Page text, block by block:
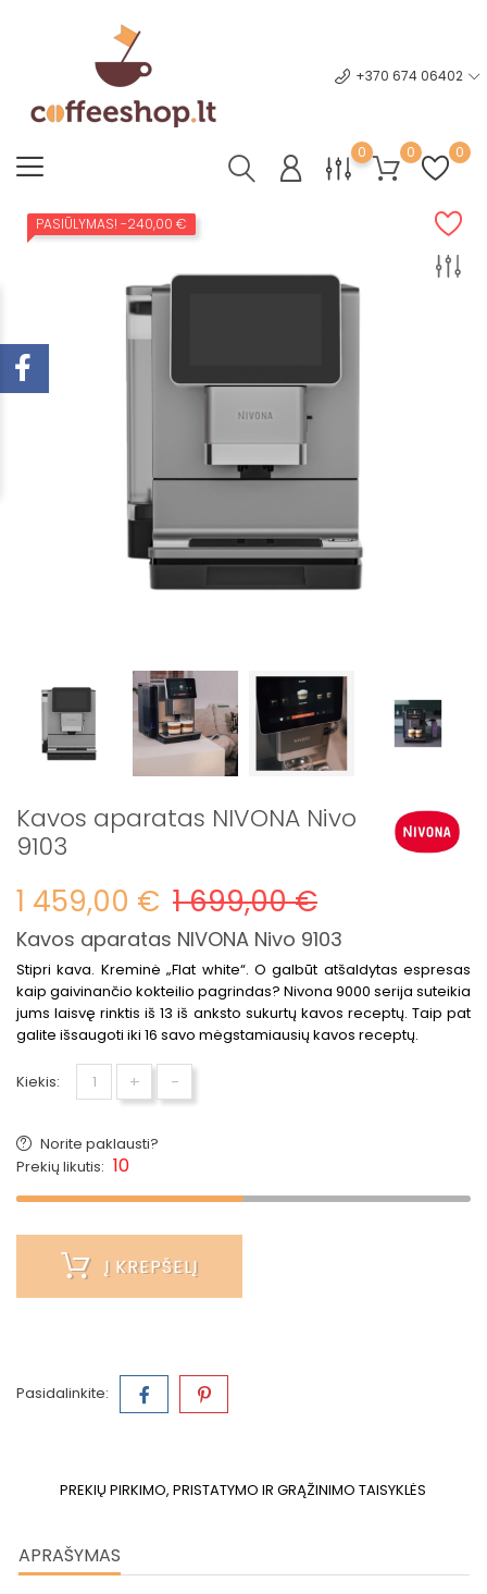
+370 674 06402
0 0 0
PASIŪLYMAS! -240,00 €
Kavos aparatas NIVONA Nivo
9103
1 459,00 € 1 699,00 €
Kavos aparatas NIVONA Nivo 9103
Stipri kava. Kreminė „Flat white“. O galbūt atšaldytas espresas
kaip gaivinančio kokteilio pagrindas? Nivona 9000 serija suteikia
jums laisvę rinktis iš 13 iš anksto sukurtų kavos receptų. Taip pat
galite išsaugoti iki 16 savo mėgstamiausių kavos receptų.
Kiekis: + -
Norite paklausti?
Prekių likutis: 10
Į KREPŠELĮ
Pasidalinkite:
PREKIŲ PIRKIMO, PRISTATYMO IR GRĄŽINIMO TAISYKLĖS
APRAŠYMAS